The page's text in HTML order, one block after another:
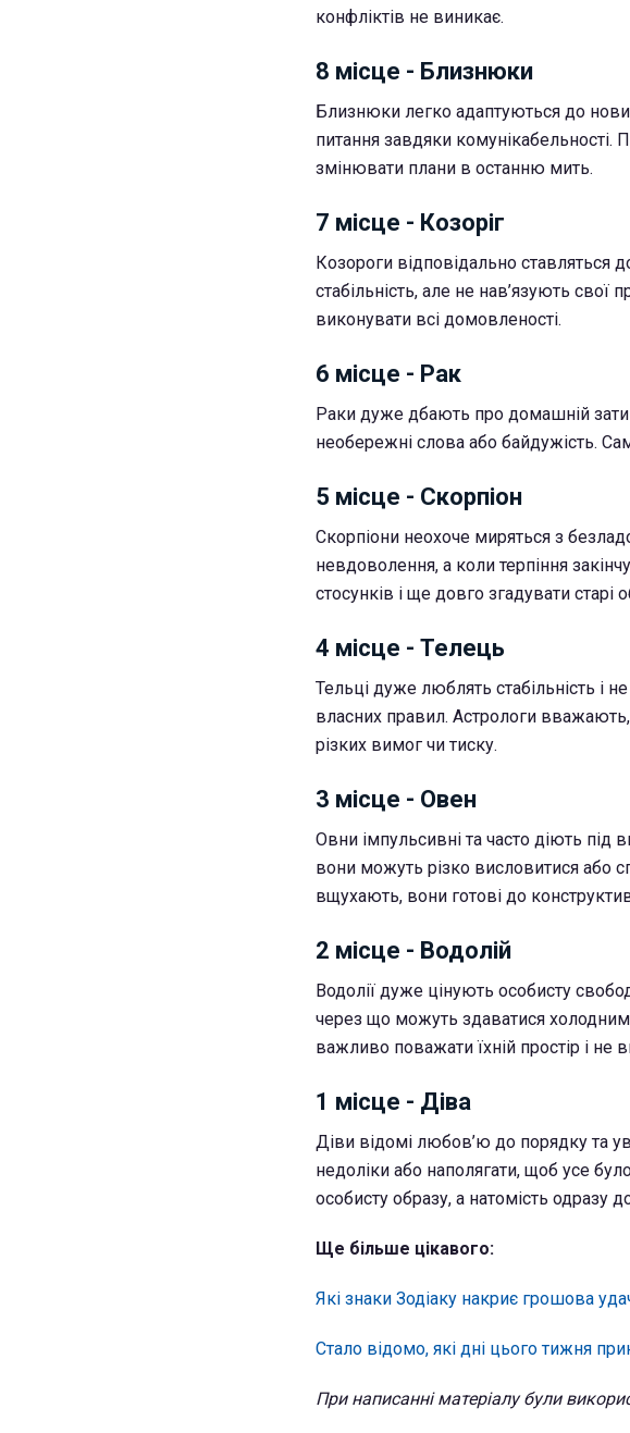
конфліктів не виникає.
8 місце - Близнюки
Близнюки легко адаптуються до
питання завдяки комунікабельності.
змінювати плани в останню мить.
7 місце - Козоріг
Козороги відповідально ставляться
стабільність, але не нав’язують
виконувати всі домовленості.
6 місце - Рак
Раки дуже дбають про домашній
необережні слова або байдужість.
5 місце - Скорпіон
Скорпіони неохоче миряться з
невдоволення, а коли терпіння
стосунків і ще довго згадувати старі
4 місце - Телець
Тельці дуже люблять стабільність
власних правил. Астрологи
різких вимог чи тиску.
3 місце - Овен
Овни імпульсивні та часто діють
вони можуть різко висловитися або
вщухають, вони готові до
2 місце - Водолій
Водолії дуже цінують особисту
через що можуть здаватися
важливо поважати їхній простір і не
1 місце - Діва
Діви відомі любов’ю до порядку та
недоліки або наполягати, щоб усе
особисту образу, а натомість одразу
Ще більше цікавого:
Які знаки Зодіаку накриє грошова
Стало відомо, які дні цього тижня
При написанні матеріалу були